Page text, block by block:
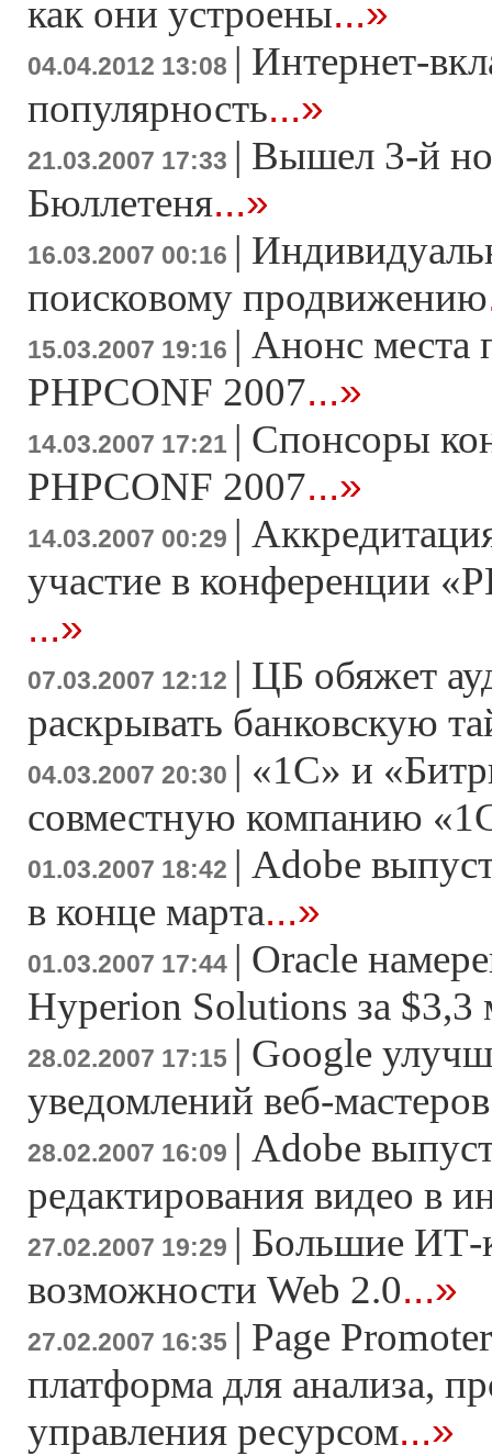
как они устроены...»
04.04.2012 13:08 | Интернет-
популярность...»
21.03.2007 17:33 | Вышел 3-й
Бюллетеня...»
16.03.2007 00:16 |
поисковому продвижению
15.03.2007 19:16 | Анонс места
PHPCONF 2007...»
14.03.2007 17:21 | Спонсоры
PHPCONF 2007...»
14.03.2007 00:29 |
участие в конференции
...»
07.03.2007 12:12 | ЦБ обяжет
раскрывать банковскую
04.03.2007 20:30 | «1С» и
совместную компанию
01.03.2007 18:42 | Adobe
в конце марта...»
01.03.2007 17:44 | Oracle
Hyperion Solutions за
28.02.2007 17:15 | Google
уведомлений веб-мастеров
28.02.2007 16:09 | Adobe
редактирования видео в
27.02.2007 19:29 | Большие ИТ-
возможности Web 2.0...»
27.02.2007 16:35 | Page
платформа для анализа,
управления ресурсом...»